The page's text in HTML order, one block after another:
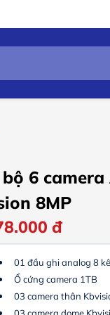
6
8MP
đ
01 đầu ghi analog 8
Ổ cứng camera 1TB
03 camera thân